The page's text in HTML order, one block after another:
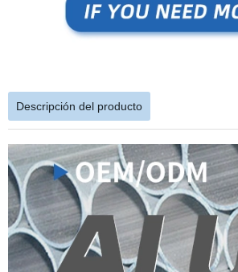
Descripción del producto